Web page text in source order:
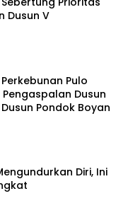
Pengaspalan Jalan Dusun V
Pulo
Dusun
Pondok Boyan
Diri, Ini